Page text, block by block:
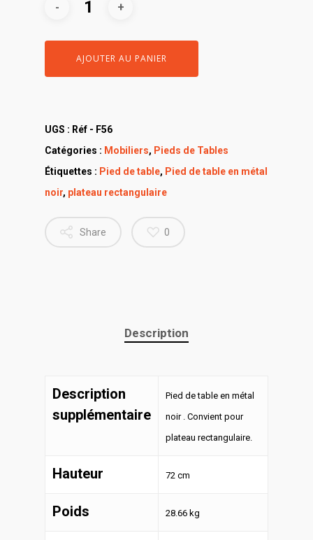
AJOUTER AU PANIER
UGS : Réf - F56
Catégories : Mobiliers, Pieds de Tables
Étiquettes : Pied de table, Pied de table en métal
noir, plateau rectangulaire
Share 0
Description
Description
supplémentaire
Pied de table en métal
noir . Convient pour
plateau rectangulaire.
Hauteur 72 cm
Poids 28.66 kg